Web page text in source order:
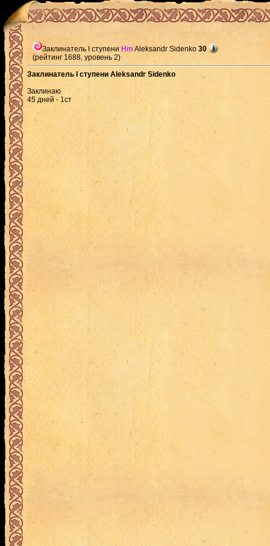
Заклинатель I ступени Hm Aleksandr Sidenko 30
(рейтинг 1688, уровень 2)
Заклинатель I ступени Aleksandr Sidenko
Заклинаю
45 дней - 1ст